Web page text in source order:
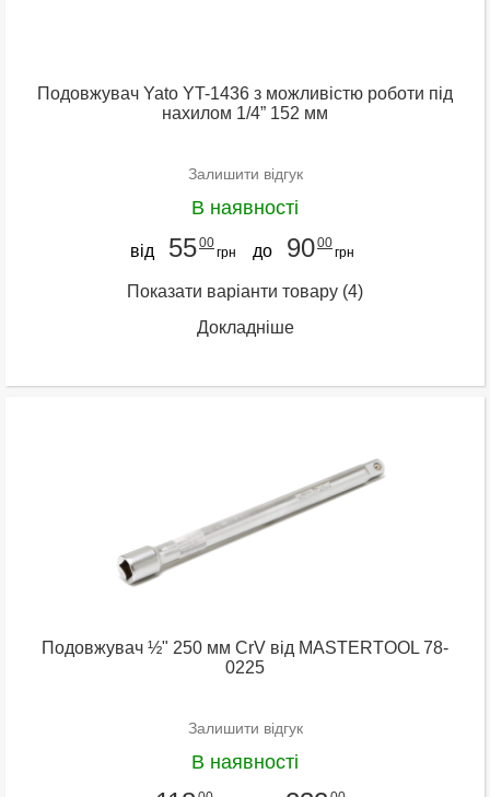
Подовжувач Yato YT-1436 з можливістю роботи під
нахилом 1/4” 152 мм
Залишити відгук
В наявності
від 5500
грн до 9000
грн
Показати варіанти товару (4)
Докладніше
Подовжувач ½" 250 мм CrV від MASTERTOOL 78-
0225
Залишити відгук
В наявності